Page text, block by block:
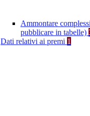
Ammontare
pubblicare in tabelle)
Dati relativi ai premi 1